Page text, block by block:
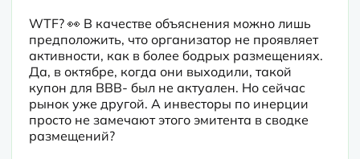
WTF? 👀 В качестве объяснения можно лишь
предположить, что организатор не проявляет
активности, как в более бодрых размещениях.
Да, в октябре, когда они выходили, такой
купон для BBB- был не актуален. Но сейчас
рынок уже другой. А инвесторы по инерции
просто не замечают этого эмитента в сводке
размещений?